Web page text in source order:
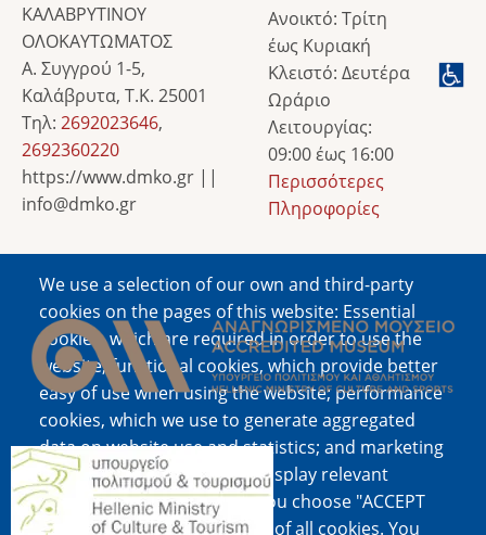
We use a selection of our own and third-party
cookies on the pages of this website: Essential
cookies, which are required in order to use the
website; functional cookies, which provide better
easy of use when using the website; performance
cookies, which we use to generate aggregated
data on website use and statistics; and marketing
cookies, which are used to display relevant
content and advertising. If you choose "ACCEPT
ALL", you consent to the use of all cookies. You
ΚΑΛΑΒΡΥΤΙΝΟΥ
ΟΛΟΚΑΥΤΩΜΑΤΟΣ
Α. Συγγρού 1-5,
Καλάβρυτα, Τ.Κ. 25001
Τηλ: 2692023646,
2692360220
https://www.dmko.gr ||
info@dmko.gr
Ανοικτό: Τρίτη
έως Κυριακή
Κλειστό: Δευτέρα
Ωράριο
Λειτουργίας:
09:00 έως 16:00
Περισσότερες
Πληροφορίες
Image
Image